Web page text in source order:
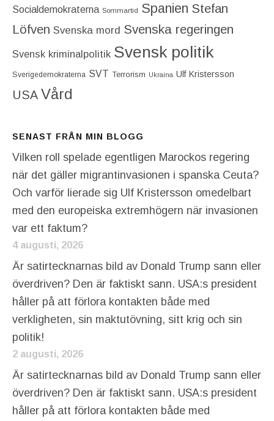
Socialdemokraterna Sommartid Spanien Stefan
Löfven Svenska mord Svenska regeringen
Svensk kriminalpolitik Svensk politik
Sverigedemokraterna SVT Terrorism Ukraina Ulf Kristersson
USA Vård
SENAST FRÅN MIN BLOGG
Vilken roll spelade egentligen Marockos regering
när det gäller migrantinvasionen i spanska Ceuta?
Och varför lierade sig Ulf Kristersson omedelbart
med den europeiska extremhögern när invasionen
var ett faktum?
4 augusti, 2026
Är satirtecknarnas bild av Donald Trump sann eller
överdriven? Den är faktiskt sann. USA:s president
håller på att förlora kontakten både med
verkligheten, sin maktutövning, sitt krig och sin
politik!
2 augusti, 2026
Är satirtecknarnas bild av Donald Trump sann eller
överdriven? Den är faktiskt sann. USA:s president
håller på att förlora kontakten både med